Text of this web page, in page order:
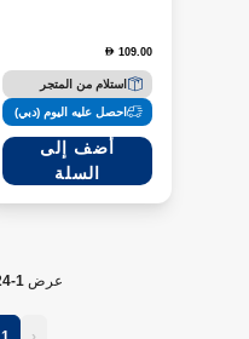
D 109.00
استلام من المتجر
احصل عليه اليوم (دبي)
أضف إلى
السلة
عرض 1-24